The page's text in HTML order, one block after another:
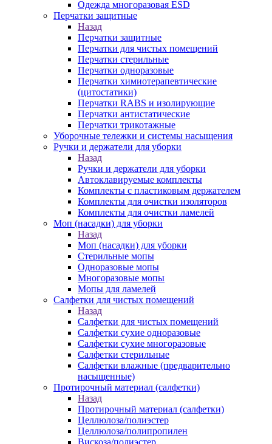
Одежда многоразовая ESD
Перчатки защитные
Назад
Перчатки защитные
Перчатки для чистых помещений
Перчатки стерильные
Перчатки одноразовые
Перчатки химиотерапевтические
(цитостатики)
Перчатки RABS и изолирующие
Перчатки антистатические
Перчатки трикотажные
Уборочные тележки и системы насыщения
Ручки и держатели для уборки
Назад
Ручки и держатели для уборки
Автоклавируемые комплекты
Комплекты с пластиковым держателем
Комплекты для очистки изоляторов
Комплекты для очистки ламелей
Моп (насадки) для уборки
Назад
Моп (насадки) для уборки
Стерильные мопы
Одноразовые мопы
Многоразовые мопы
Мопы для ламелей
Салфетки для чистых помещений
Назад
Салфетки для чистых помещений
Салфетки сухие одноразовые
Салфетки сухие многоразовые
Салфетки стерильные
Салфетки влажные (предварительно
насыщенные)
Протирочный материал (салфетки)
Назад
Протирочный материал (салфетки)
Целлюлоза/полиэстер
Целлюлоза/полипропилен
Вискоза/полиэстер